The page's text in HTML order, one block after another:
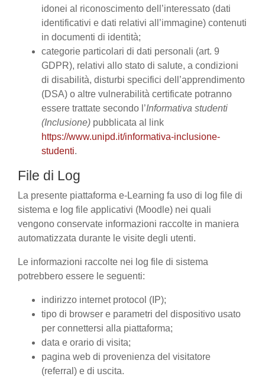
idonei al riconoscimento dell’interessato (dati
identificativi e dati relativi all’immagine) contenuti
in documenti di identità;
categorie particolari di dati personali (art. 9
GDPR), relativi allo stato di salute, a condizioni
di disabilità, disturbi specifici dell’apprendimento
(DSA) o altre vulnerabilità certificate potranno
essere trattate secondo l’Informativa studenti
(Inclusione) pubblicata al link
https://www.unipd.it/informativa-inclusione-
studenti.
File di Log
La presente piattaforma e-Learning fa uso di log file di
sistema e log file applicativi (Moodle) nei quali
vengono conservate informazioni raccolte in maniera
automatizzata durante le visite degli utenti.
Le informazioni raccolte nei log file di sistema
potrebbero essere le seguenti:
indirizzo internet protocol (IP);
tipo di browser e parametri del dispositivo usato
per connettersi alla piattaforma;
data e orario di visita;
pagina web di provenienza del visitatore
(referral) e di uscita.